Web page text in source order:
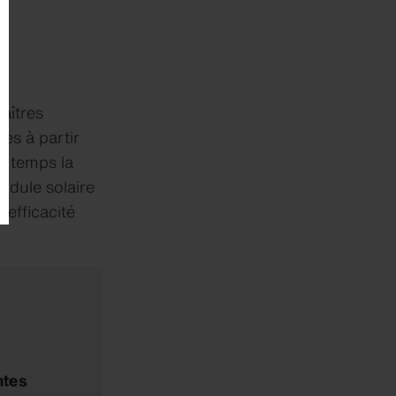
à partir
temps la
solaire